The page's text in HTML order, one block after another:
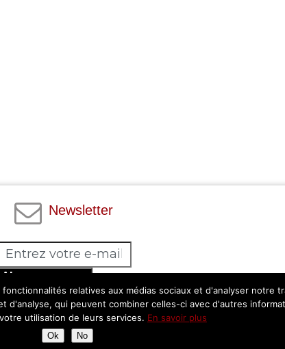
Newsletter
Abonnez-vous
relatives aux médias sociaux et d'analyser notre
qui peuvent combiner celles-ci avec d'autres
utilisation de leurs services. En savoir plus
Ok No